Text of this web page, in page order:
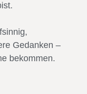
Gedanken –
bekommen.